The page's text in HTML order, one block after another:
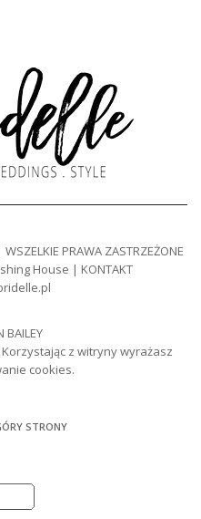
PRAWA ZASTRZEŻONE
House | KONTAKT
BAILEY
z witryny wyrażasz
cookies.
STRONY